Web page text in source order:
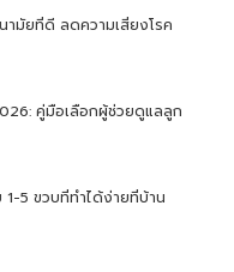
มัยที่ดี ลดความเสี่ยงโรค
คู่มือเลือกผู้ช่วยดูแลลูก
5 ขวบที่ทำได้ง่ายที่บ้าน